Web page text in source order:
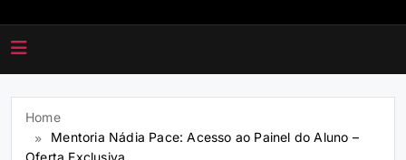
Home
Mentoria Nádia Pace: Acesso ao Painel do Aluno –
Oferta Exclusiva